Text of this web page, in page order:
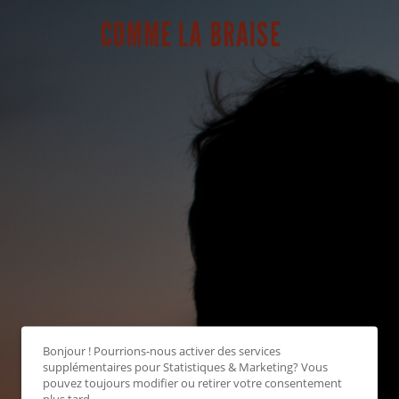
Bonjour ! Pourrions-nous activer des services
supplémentaires pourStatistiques & Marketing? Vous
pouvez toujours modifier ou retirer votre consentement